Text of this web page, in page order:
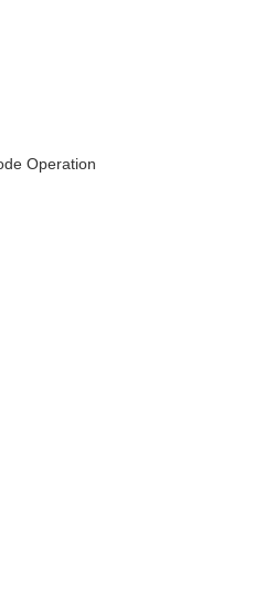
Operation